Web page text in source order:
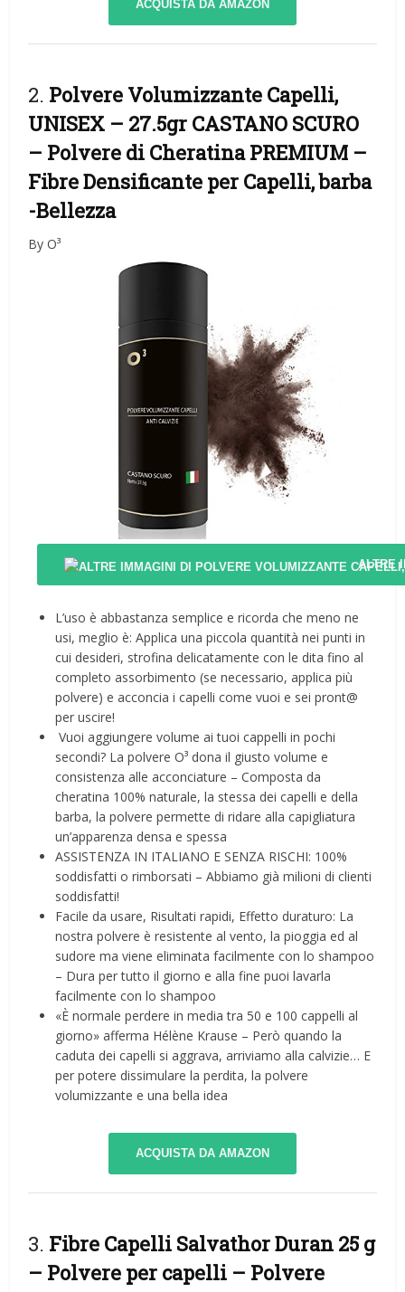
ACQUISTA DA AMAZON
2. Polvere Volumizzante Capelli,
UNISEX – 27.5gr CASTANO SCURO
– Polvere di Cheratina PREMIUM –
Fibre Densificante per Capelli, barba
-Bellezza
By O³
ALTRE
L’uso è abbastanza semplice e ricorda che meno ne
usi, meglio è: Applica una piccola quantità nei punti in
cui desideri, strofina delicatamente con le dita fino al
completo assorbimento (se necessario, applica più
polvere) e acconcia i capelli come vuoi e sei pront@
per uscire!
️ Vuoi aggiungere volume ai tuoi cappelli in pochi
secondi? La polvere O³ dona il giusto volume e
consistenza alle acconciature – Composta da
cheratina 100% naturale, la stessa dei capelli e della
barba, la polvere permette di ridare alla capigliatura
un’apparenza densa e spessa
ASSISTENZA IN ITALIANO E SENZA RISCHI: 100%
soddisfatti o rimborsati – Abbiamo già milioni di clienti
soddisfatti!
Facile da usare, Risultati rapidi, Effetto duraturo: La
nostra polvere è resistente al vento, la pioggia ed al
sudore ma viene eliminata facilmente con lo shampoo
– Dura per tutto il giorno e alla fine puoi lavarla
facilmente con lo shampoo
«È normale perdere in media tra 50 e 100 cappelli al
giorno» afferma Hélène Krause – Però quando la
caduta dei capelli si aggrava, arriviamo alla calvizie… E
per potere dissimulare la perdita, la polvere
volumizzante e una bella idea
ACQUISTA DA AMAZON
3. Fibre Capelli Salvathor Duran 25 g
– Polvere per capelli – Polvere